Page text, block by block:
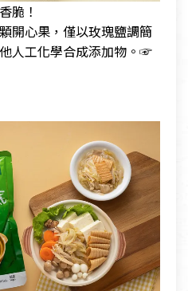
脆！
開心果，僅以玫瑰鹽調簡
人工化學合成添加物。☞